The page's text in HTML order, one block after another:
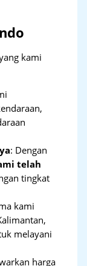
kami
: Dengan
telah
tingkat
kami
melayani
harga